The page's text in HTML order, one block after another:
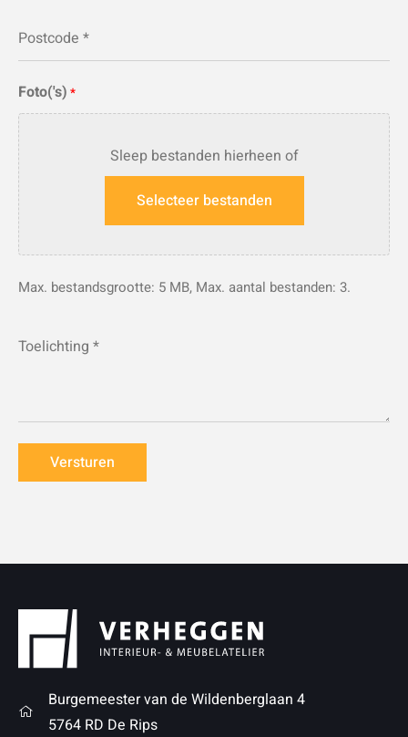
Postcode
Foto('s) *
Sleep bestanden hierheen of
Selecteer bestanden
Max. bestandsgrootte: 5 MB, Max. aantal bestanden: 3.
Toelichting
Burgemeester van de Wildenberglaan 4
5764 RD De Rips